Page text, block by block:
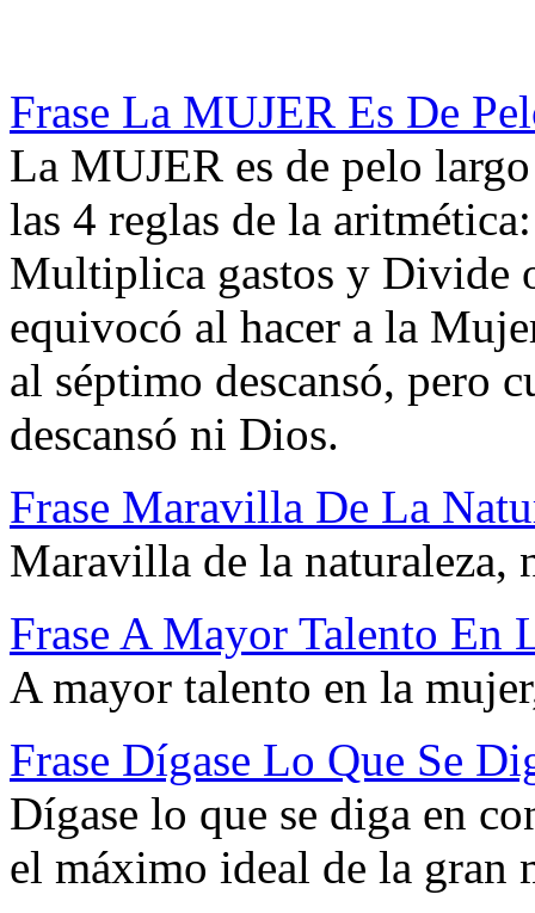
Frase La MUJER Es De
La MUJER es de pelo
las 4 reglas de la
Multiplica gastos y Divide
equivocó al hacer a la
al séptimo descansó, pero
descansó ni Dios.
Frase Maravilla De La
Maravilla de la naturaleza,
Frase A Mayor Talento
A mayor talento en la
Frase Dígase Lo Que Se
Dígase lo que se diga en
el máximo ideal de la gran